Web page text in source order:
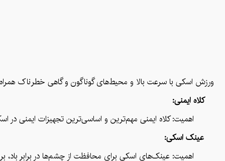
ورزش اسکی با سرعت بالا و محیط‌های گوناگون و گاهی خطرناک همراه
کلاه ایمنی:
اهمیت: کلاه ایمنی مهم‌ترین و اساسی‌ترین تجهیزات ایمنی در
عینک اسکی:
اهمیت: عینک‌های اسکی برای محافظت از چشم‌ها در برابر باد،